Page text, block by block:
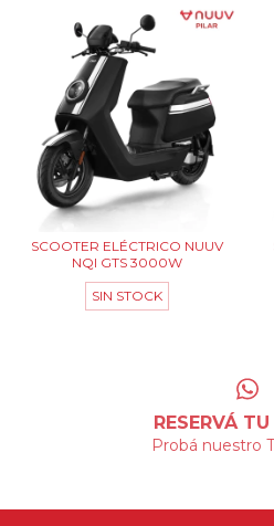
SCOOTER ELÉCTRICO NUUV
NQI GTS 3000W
SIN STOCK
RESERVÁ
Probá nuestro